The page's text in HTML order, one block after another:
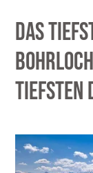
Das
tiefsten